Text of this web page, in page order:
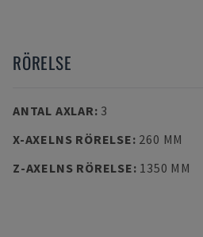
RÖRELSE
ANTAL AXLAR: 3
X-AXELNS RÖRELSE: 260 MM
Z-AXELNS RÖRELSE: 1350 MM